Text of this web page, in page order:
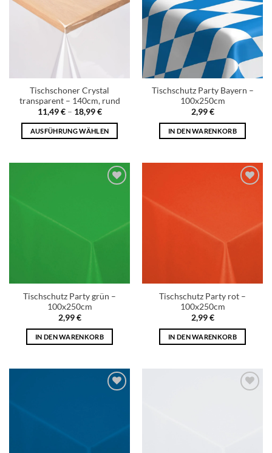
Tischschoner Crystal
transparent – 140cm, rund
11,49€– 18,99€
AUSFÜHRUNG WÄHLEN
Tischschutz Party Bayern –
100x250cm
2,99€
IN DEN WARENKORB
Tischschutz Party grün –
100x250cm
2,99€
IN DEN WARENKORB
Tischschutz Party rot –
100x250cm
2,99€
IN DEN WARENKORB